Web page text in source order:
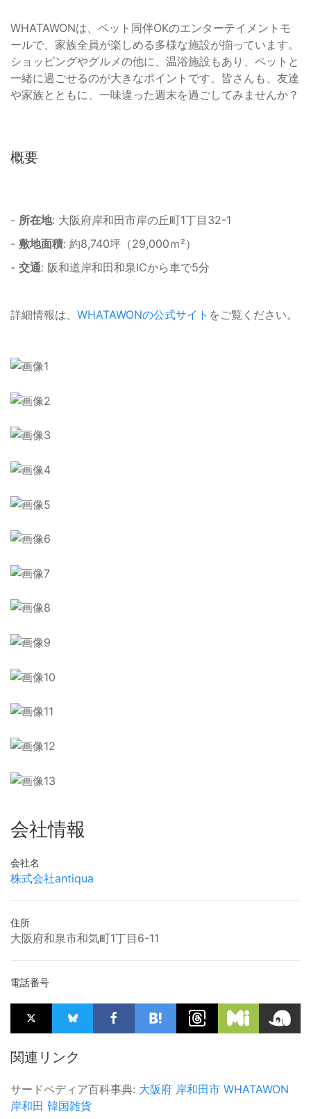
WHATAWONは、ペット同伴OKのエンターテイメントモ
ールで、家族全員が楽しめる多様な施設が揃っています。
ショッピングやグルメの他に、温浴施設もあり、ペットと
一緒に過ごせるのが大きなポイントです。皆さんも、友達
や家族とともに、一味違った週末を過ごしてみませんか？
概要
- 所在地: 大阪府岸和田市岸の丘町1丁目32-1
- 敷地面積: 約8,740坪（29,000ｍ²）
- 交通: 阪和道岸和田和泉ICから車で5分
詳細情報は、 WHATAWONの公式サイト をご覧ください。
会社情報
会社名
株式会社antiqua
住所
大阪府和泉市和気町1丁目6-11
電話番号
関連リンク
サードペディア百科事典: 大阪府 岸和田市 WHATAWON
岸和田 韓国雑貨